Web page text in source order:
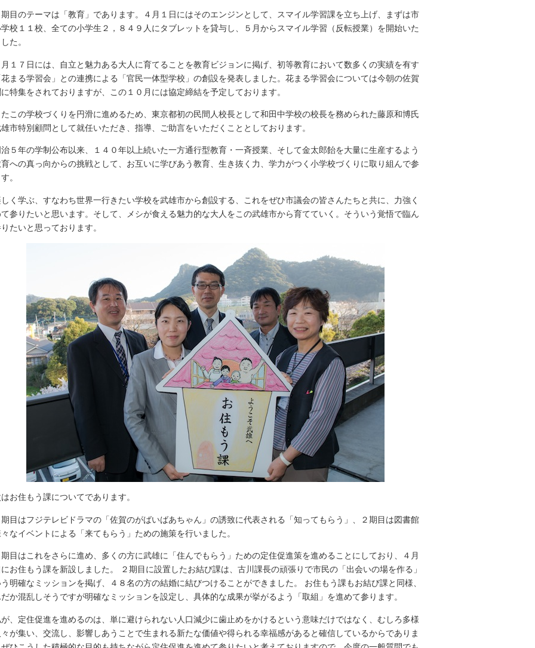
目のテーマは「教育」であります。４月１日にはそのエンジンとして、スマイル学習課を立ち上げ、まずは市
校１１校、全ての小学生２，８４９人にタブレットを貸与し、５月からスマイル学習（反転授業）を開始いた
た。
１７日には、自立と魅力ある大人に育てることを教育ビジョンに掲げ、初等教育において数多くの実績を有す
花まる学習会」との連携による「官民一体型学校」の創設を発表しました。花まる学習会については今朝の佐賀
特集をされておりますが、この１０月には協定締結を予定しております。
この学校づくりを円滑に進めるため、東京都初の民間人校長として和田中学校の校長を務められた藤原和博氏
市特別顧問として就任いただき、指導、ご助言をいただくこととしております。
５年の学制公布以来、１４０年以上続いた一方通行型教育・一斉授業、そして金太郎飴を大量に生産するよう
育への真っ向からの挑戦として、お互いに学びあう教育、生き抜く力、学力がつく小学校づくりに取り組んで参
。
く学ぶ、すなわち世界一行きたい学校を武雄市から創設する、これをぜひ市議会の皆さんたちと共に、力強く
参りたいと思います。そして、メシが食える魅力的な大人をこの武雄市から育てていく。そういう覚悟で臨ん
たいと思っております。
お住もう課についてであります。
目はフジテレビドラマの「佐賀のがばいばあちゃん」の誘致に代表される「知ってもらう」、２期目は図書館
なイベントによる「来てもらう」ための施策を行いました。
目はこれをさらに進め、多くの方に武雄に「住んでもらう」ための定住促進策を進めることにしており、４月
にお住もう課を新設しました。 ２期目に設置したお結び課は、古川課長の頑張りで市民の「出会いの場を作る」
う明確なミッションを掲げ、４８名の方の結婚に結びつけることができました。 お住もう課もお結び課と同様、
か混乱しそうですが明確なミッションを設定し、具体的な成果が挙がるよう「取組」を進めて参ります。
、定住促進を進めるのは、単に避けられない人口減少に歯止めをかけるという意味だけではなく、むしろ多様
が集い、交流し、影響しあうことで生まれる新たな価値や得られる幸福感があると確信しているからでありま